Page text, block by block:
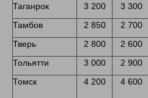
Таганрок
3 200 3 300
Тамбов
2 850 2 700
Тверь
2 800 2 600
Тольятти
3 000 2 900
Томск
4 200 4 600